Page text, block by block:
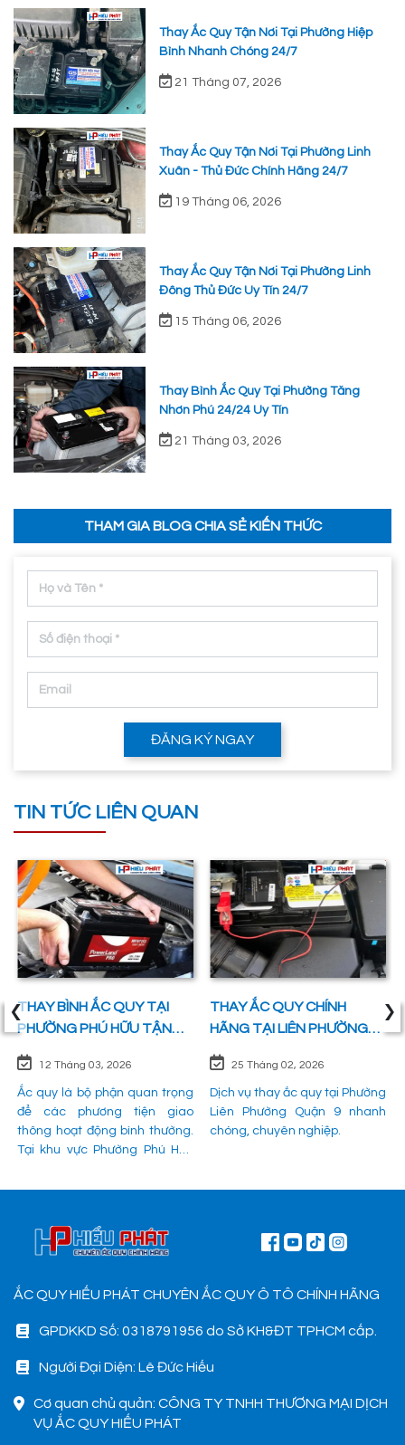
Thay Ắc Quy Tận Nơi Tại Phường Hiệp
Bình Nhanh Chóng 24/7
21 Tháng 07, 2026
Thay Ắc Quy Tận Nơi Tại Phường Linh
Xuân - Thủ Đức Chính Hãng 24/7
19 Tháng 06, 2026
Thay Ắc Quy Tận Nơi Tại Phường Linh
Đông Thủ Đức Uy Tín 24/7
15 Tháng 06, 2026
Thay Bình Ắc Quy Tại Phường Tăng
Nhơn Phú 24/24 Uy Tín
21 Tháng 03, 2026
THAM GIA BLOG CHIA SẺ KIẾN THỨC
ĐĂNG KÝ NGAY
TIN TỨC LIÊN QUAN
THAY BÌNH ẮC QUY TẠI
PHƯỜNG PHÚ HỮU TẬN
NƠI UY TÍN, CHÍNH HÃNG
100%12 Tháng 03, 2026
Ắc quy là bộ phận quan trọng
để các phương tiện giao
thông hoạt động bình thường.
Tại khu vực Phường Phú Hữu
thông đông đúc, nhu cầu cứu
khi gặp sự cố rất lớn. Hiểu được
vấn đề đó, Ắc quy Hiếu Phát đã
ắc quy tại Phường Phú Hữu
Quận 9 một cách nhanh
chóng, chuyên nghiệp và đảm
bảo mọi hoạt động của các
phương tiên giao thông không
bị gián đoạn. 1. Dịch vụ thay
ắc quy tận nơi tại Phường Phú
Hữu Quận 9 nhanh chóng, uy
THAY ẮC QUY CHÍNH
HÃNG TẠI LIÊN PHƯỜNG
QUẬN 9 UY TÍN 24/7
25 Tháng 02, 2026
Dịch vụ thay ắc quy tại Phường
Liên Phường Quận 9 nhanh
chóng, chuyên nghiệp.
‹ ›
ẮC QUY HIẾU PHÁT CHUYÊN ẮC QUY Ô TÔ CHÍNH HÃNG
GPDKKD Số: 0318791956 do Sở KH&ĐT TPHCM cấp.
Người Đại Diện: Lê Đức Hiếu
Cơ quan chủ quản: CÔNG TY TNHH THƯƠNG MẠI DỊCH
VỤ ẮC QUY HIẾU PHÁT